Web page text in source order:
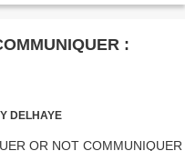
:
DELHAYE